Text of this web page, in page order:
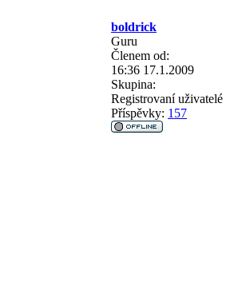
boldrick
Guru
Členem od:
16:36 17.1.2009
Skupina:
Registrovaní uživatelé
Příspěvky: 157